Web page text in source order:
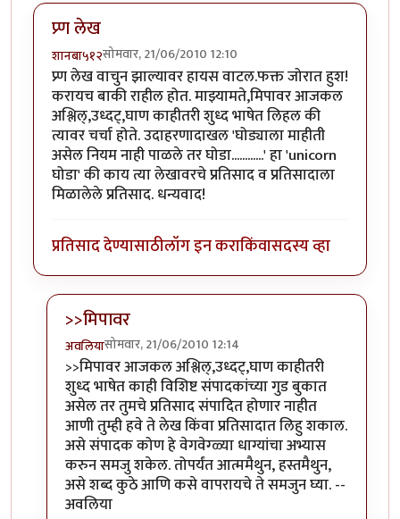
प्र्ण लेख
शानबा५१२सोमवार, 21/06/2010 12:10
प्र्ण लेख वाचुन झाल्यावर हायस वाटल.फक्त जोरात हुश!
करायच बाकी राहील होत. माझ्यामते,मिपावर आजकल
अश्लिल्,उध्दट्,घाण काहीतरी शुध्द भाषेत लिहल की
त्यावर चर्चा होते. उदाहरणादाखल 'घोड्याला माहीती
असेल नियम नाही पाळले तर घोडा............' हा 'unicorn
घोडा' की काय त्या लेखावरचे प्रतिसाद व प्रतिसादाला
मिळालेले प्रतिसाद. धन्यवाद!
प्रतिसाद देण्यासाठीलॉग इन कराकिंवासदस्य व्हा
>>मिपावर
अवलियासोमवार, 21/06/2010 12:14
In reply toप्र्ण लेखbyशानबा५१२
>>मिपावर आजकल अश्लिल्,उध्दट्,घाण काहीतरी
शुध्द भाषेत काही विशिष्ट संपादकांच्या गुड बुकात
असेल तर तुमचे प्रतिसाद संपादित होणार नाहीत
आणी तुम्ही हवे ते लेख किंवा प्रतिसादात लिहु शकाल.
असे संपादक कोण हे वेगवेग्ळ्या धाग्यांचा अभ्यास
करुन समजु शकेल. तोपर्यंत आत्ममैथुन, हस्तमैथुन,
असे शब्द कुठे आणि कसे वापरायचे ते समजुन घ्या. --
अवलिया